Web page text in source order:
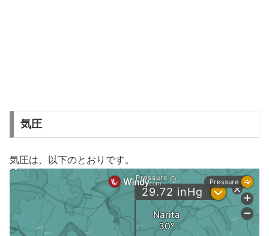
気圧
気圧は、以下のとおりです。